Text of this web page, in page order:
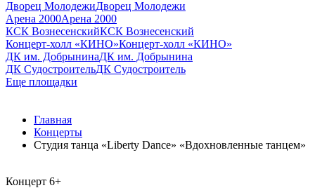
Дворец МолодежиДворец Молодежи
Арена 2000Арена 2000
КСК ВознесенскийКСК Вознесенский
Концерт-холл «КИНО»Концерт-холл «КИНО»
ДК им. ДобрынинаДК им. Добрынина
ДК СудостроительДК Судостроитель
Еще площадки
Главная
Концерты
Студия танца «Liberty Dance» «Вдохновленные танцем»
Концерт 6+